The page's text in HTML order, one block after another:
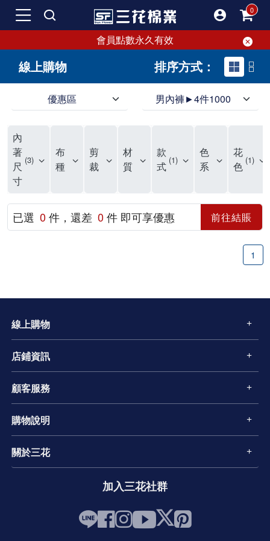
會員點數永久有效
線上購物 排序方式：
優惠區 男內褲►4件1000
三花男內褲提供最平實好搭的男內褲選擇。採用高品質原料製成，三花男內褲擁有絕佳彈性與透氣度，怎麼穿都舒適不用擔心造成肌膚困擾，立體剪裁全面大升級，滿意度百分百。
三花男內褲是男生首選品牌，適合休閒與運動。彈性好，人體工學剪裁，立體效果佳，舒適感大提升，魅力指數破表！
市佔率高達50年！三花專注設計，提升舒適與耐用，針對亞洲男性剪裁，大動作不卡襠。
三花男內褲採用優質棉料製成，褲身擁有超過千個散熱孔，吸汗透氣，柔順舒適，解決一般男內褲的悶熱問題。針對亞洲男性體型的立體剪裁設計，告別卡襠煩惱，自如大動作。三花男內褲市佔率高，專注製造與開發超過50年，提升舒適度與耐用性，深受網友推崇。五片式剪裁設計，適合各種身形及風格，給予肌膚前所未有的透氣舒適體驗。
【心情閒聊】男內褲的一些小心得?! 身為一名廣告代理商的社群小編，每次接到新客戶都需做好充足的產業功課，以免在撰寫廣告時顯得膚淺。美妝和流行服飾的客戶總讓我感到一點小確幸，因為可以搶先試用到新產品，或請客戶幫忙以員工價購買商品，讓人有中獎的小喜悅。 這次的客戶卻是-男內褲! 男內褲! 男內褲! 由於是第一次接觸這類產品，所以特地重複三次來表達內心的震驚。因為獨處時間較長，對於男內褲的研究多少有些害羞。因而硬著頭皮買了好幾件男內褲進行研究。 家裡沒有兄弟，也沒有可以直接聊男內褲的男性朋友，自己去買男內褲真的需要一些勇氣。我感謝現在的高科技網購，讓我不用親自到店面盯著男內褲看，也能輕鬆購買到不同種類的男內褲，真是感恩網路! 在Google搜尋 ""男內褲""，瞬間出現許多品牌，男內褲的世界真是博大精深呢。我開始扮演男內褲研究生，對男內褲進行分類：從長短、高低中腰到情趣男內褲，各式各樣應有盡有。好險此次的客戶是比較中規中矩的，情趣類的男內褲不在研究範圍，不然一直盯著穿內褲的模特兒看也太難為情了。 男內褲的設計功能其實不亞於女生內衣。由於男生身體結構的關係，需要更細心的設計。市面上較大的品牌有老牌的三花、三槍、宜而爽等，還有大手筆請代言人的CK、PLAYBOY等品牌。要選男內褲，實在需要下些功夫。 我將男內褲分為兩個面向：花色和功能設計。選擇男內褲的花色非常重要，因為能看出個人的品味和對內外搭配的重視程度。宅男們穿著50歲阿伯的花色內褲，或是穿白褲子搭配大黑色內褲，都是不OK的搭配。 功能設計則是對重要部位的保?。為了確保舒適性，有的內褲設計了開襟方便上廁所，有的設計了專屬囊袋固定，更有五片立體剪裁，或者強調視覺效果的內褲。這些設計不僅滿足基本的生理需求，更進階到心靈上的滿足。 以往從未想過要認真研究男內褲，直到這次工作的契機才真正了解男內褲的繁複。男內褲花色多樣，研究起來花費了不少時間。與男內褲客戶窗口交流，我這個女專案可能會有一段尷尬期，希望自己討論時不會笑場。雖然我無法真正體驗男內褲的全部功能，但透過揣測和客戶專業的回答，依然探詢到了許多有趣的現象。 某些網友反應某些國外品牌的男內褲不好穿，可能因為這些品牌是按照西方身材比例製造，不太適合台灣男性。同樣的現象也出現在女性內衣上，所以選擇適合自己的內褲才是最重要的。 以上只是我的心情抒發，沒有針對任何一家男內褲品牌，歡迎更多對男內褲有興趣的朋友加入研究行列！"
內
著
尺
寸
3
布
種
剪
裁
材
質
款
式 1
色
系
花
色 1
已選 0件，還差 0件 即可享優惠 前往結賬
1
線上購物
店鋪資訊
顧客服務
購物說明
關於三花
加入三花社群